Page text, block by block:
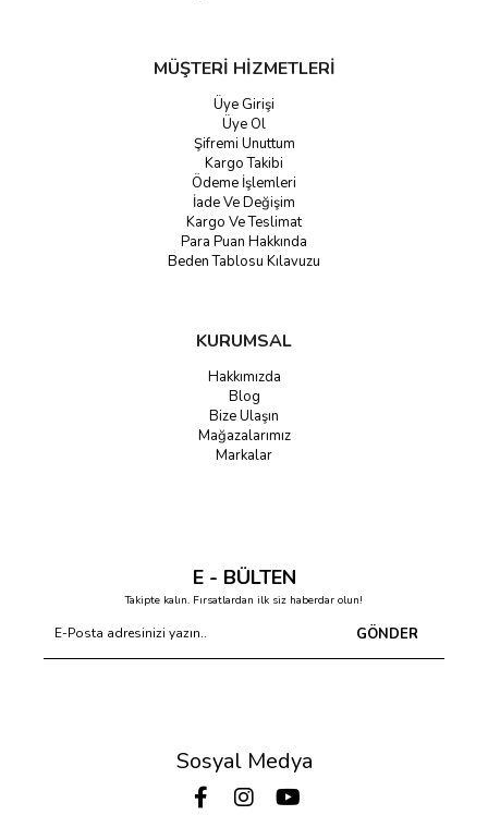
MÜŞTERİ HİZMETLERİ
Üye Girişi
Üye Ol
Şifremi Unuttum
Kargo Takibi
Ödeme İşlemleri
İade Ve Değişim
Kargo Ve Teslimat
Para Puan Hakkında
Beden Tablosu Kılavuzu
KURUMSAL
Hakkımızda
Blog
Bize Ulaşın
Mağazalarımız
Markalar
E - BÜLTEN
Takipte kalın. Fırsatlardan ilk siz haberdar olun!
GÖNDER
Sosyal Medya